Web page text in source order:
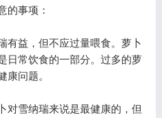
的事项：
益，但不应过量喂食。萝卜
日常饮食的一部分。过多的萝
康问题。
雪纳瑞来说是最健康的，但